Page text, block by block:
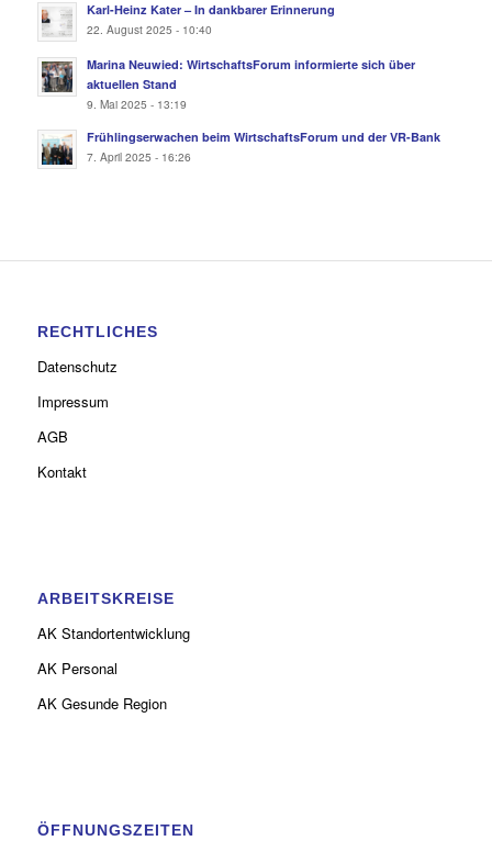
Karl-Heinz Kater – In dankbarer Erinnerung
22. August 2025 - 10:40
Marina Neuwied: WirtschaftsForum informierte sich über
aktuellen Stand
9. Mai 2025 - 13:19
Frühlingserwachen beim WirtschaftsForum und der VR-Bank
7. April 2025 - 16:26
RECHTLICHES
Datenschutz
Impressum
AGB
Kontakt
ARBEITSKREISE
AK Standortentwicklung
AK Personal
AK Gesunde Region
ÖFFNUNGSZEITEN